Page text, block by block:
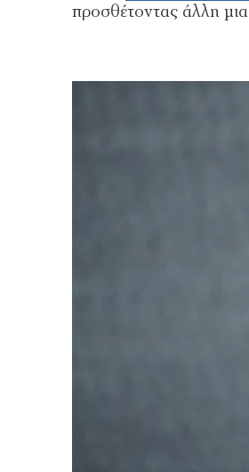
προσθέτοντας άλλη